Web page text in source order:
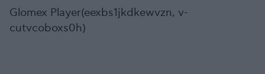
Glomex Player(eexbs1jkdkewvzn, v-
cutvcoboxs0h)